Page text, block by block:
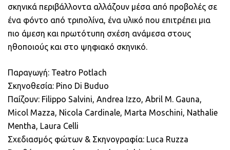
σκηνικά περιβάλλοντα αλλάζουν μέσα από προβολές σε
ένα φόντο από τριπολίνα, ένα υλικό που επιτρέπει μια
πιο άμεση και πρωτότυπη σχέση ανάμεσα στους
ηθοποιούς και στο ψηφιακό σκηνικό.
Παραγωγή: Teatro Potlach
Σκηνοθεσία: Pino Di Buduo
Παίζουν: Filippo Salvini, Andrea Izzo, Abril M. Gauna,
Micol Mazza, Nicola Cardinale, Marta Moschini, Nathalie
Mentha, Laura Celli
Σχεδιασμός φώτων & Σκηνογραφία: Luca Ruzza